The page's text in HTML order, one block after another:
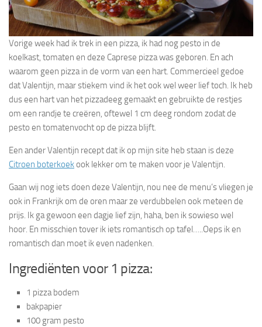
Vorige week had ik trek in een pizza, ik had nog pesto in de
koelkast, tomaten en deze Caprese pizza was geboren. En ach
waarom geen pizza in de vorm van een hart. Commercieel gedoe
dat Valentijn, maar stiekem vind ik het ook wel weer lief toch. Ik heb
dus een hart van het pizzadeeg gemaakt en gebruikte de restjes
om een randje te creëren, oftewel 1 cm deeg rondom zodat de
pesto en tomatenvocht op de pizza blijft.
Een ander Valentijn recept dat ik op mijn site heb staan is deze
Citroen boterkoekook lekker om te maken voor je Valentijn.
Gaan wij nog iets doen deze Valentijn, nou nee de menu’s vliegen je
ook in Frankrijk om de oren maar ze verdubbelen ook meteen de
prijs. Ik ga gewoon een dagje lief zijn, haha, ben ik sowieso wel
hoor. En misschien tover ik iets romantisch op tafel…..Oeps ik en
romantisch dan moet ik even nadenken.
Ingrediënten voor 1 pizza:
1 pizza bodem
bakpapier
100 gram pesto